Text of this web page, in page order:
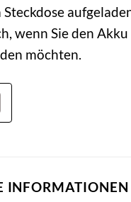
wenn Sie den Akku
möchten.
INFORMATIONEN